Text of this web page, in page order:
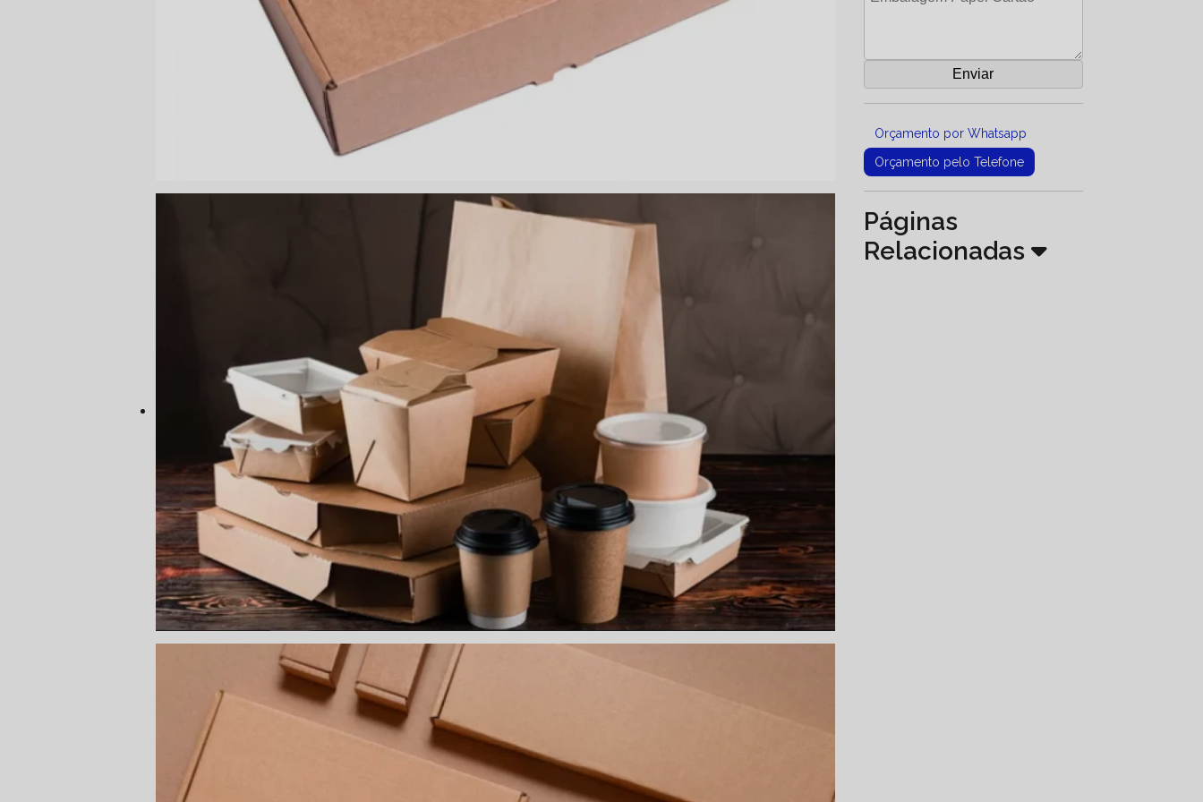
Orçamento por Whatsapp
Orçamento pelo Telefone
Páginas
Relacionadas